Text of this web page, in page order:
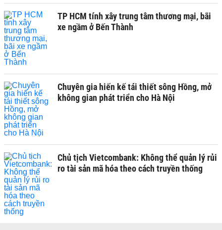
TP HCM tính xây trung tâm thương mại, bãi
xe ngầm ở Bến Thành
Chuyên gia hiến kế tái thiết sông Hồng, mở
không gian phát triển cho Hà Nội
Chủ tịch Vietcombank: Không thể quản lý rủi
ro tài sản mã hóa theo cách truyền thống